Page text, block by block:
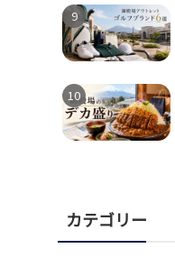
カテゴリー